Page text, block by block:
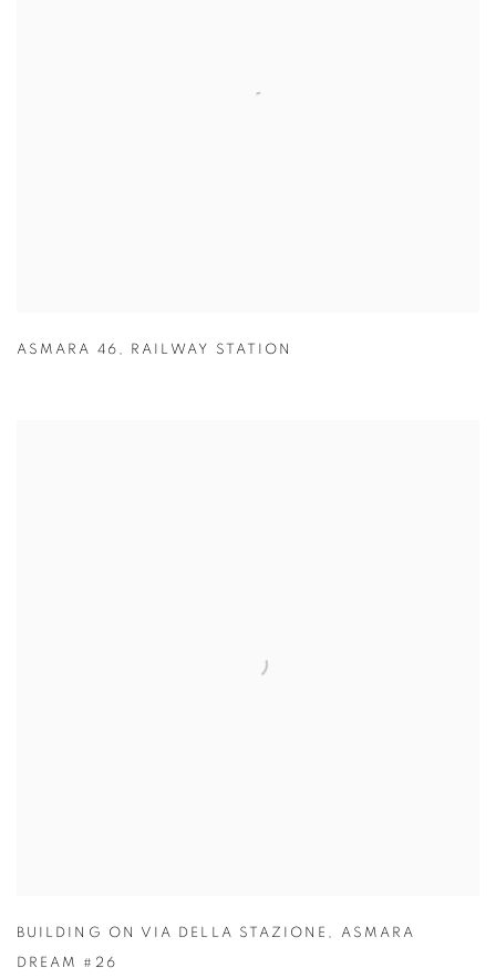
ASMARA 46 , RAILWAY STATION
BUILDING ON VIA DELLA STAZIONE , ASMARA
DREAM #26